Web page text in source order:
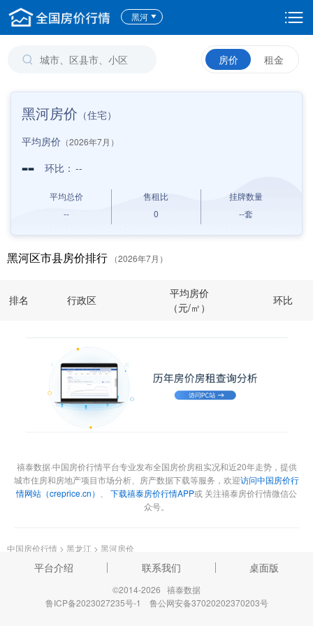
黑河
房价 租金
黑河房价 （住宅）
平均房价 （2026年7月）
-- 环比： --
平均总价
--
售租比
0
挂牌数量
--套
黑河区市县房价排行 （2026年7月）
排名 行政区
平均房价
（元/㎡）
环比
禧泰数据·中国房价行情平台专业发布全国房价房租实况和近20年走势，提供
城市住房和房地产项目市场分析、房产数据下载等服务，欢迎访问中国房价行
情网站（creprice.cn）
下载禧泰房价行情APP或 关注禧泰房价行情微信公
众号。
中国房价行情 > 黑龙江 > 黑河房价
平台介绍 联系我们 桌面版
©2014-2026 禧泰数据
鲁ICP备2023027235号-1
鲁公网安备37020202370203号